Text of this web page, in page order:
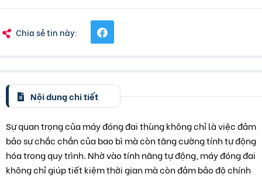
Chia sẻ tin này:
Nội dung chi tiết
Sự quan trọng của máy đóng đai thùng không chỉ là việc đảm
bảo sự chắc chắn của bao bì mà còn tăng cường tính tự động
hóa trong quy trình. Nhờ vào tính năng tự động, máy đóng đai
không chỉ giúp tiết kiệm thời gian mà còn đảm bảo độ chính